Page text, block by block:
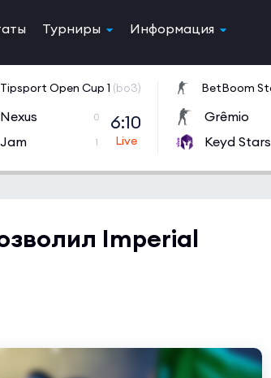
Турниры Информация
Tipsport Open Cup 1 (bo3)
Nexus 0
Jam 1
6:10 Grêmio
Keyd Stars
Imperial